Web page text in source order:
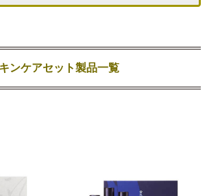
ンケアセット製品一覧